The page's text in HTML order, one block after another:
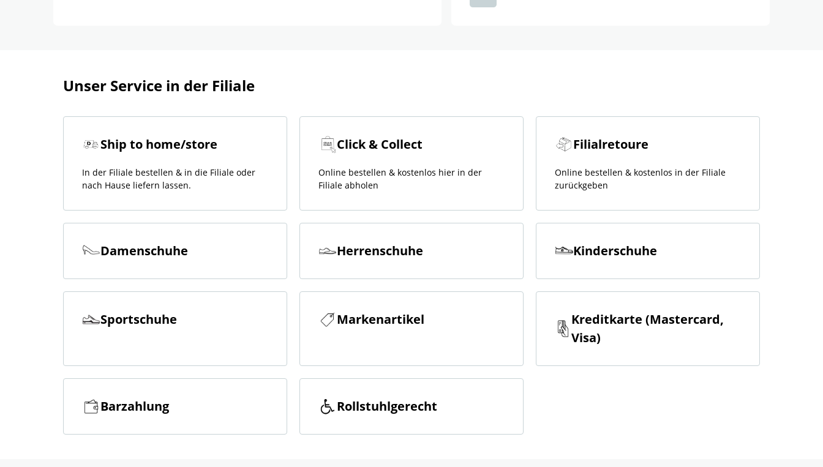
Unser Service in der Filiale
Ship to home/store
In der Filiale bestellen & in die Filiale oder
nach Hause liefern lassen.
Click & Collect
Online bestellen & kostenlos hier in der
Filiale abholen
Filialretoure
Online bestellen & kostenlos in der Filiale
zurückgeben
Damenschuhe Herrenschuhe Kinderschuhe
Sportschuhe Markenartikel
Kreditkarte (Mastercard,
Visa)
Barzahlung Rollstuhlgerecht